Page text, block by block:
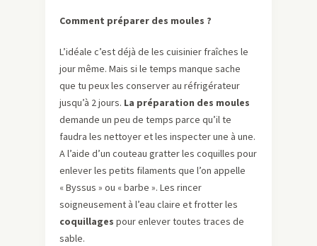
Comment préparer des moules ?
L’idéale c’est déjà de les cuisinier fraîches le
jour même. Mais si le temps manque sache
que tu peux les conserver au réfrigérateur
jusqu’à 2 jours. La préparation des moules
demande un peu de temps parce qu’il te
faudra les nettoyer et les inspecter une à une.
A l’aide d’un couteau gratter les coquilles pour
enlever les petits filaments que l’on appelle
« Byssus » ou « barbe ». Les rincer
soigneusement à l’eau claire et frotter les
coquillages pour enlever toutes traces de
sable.